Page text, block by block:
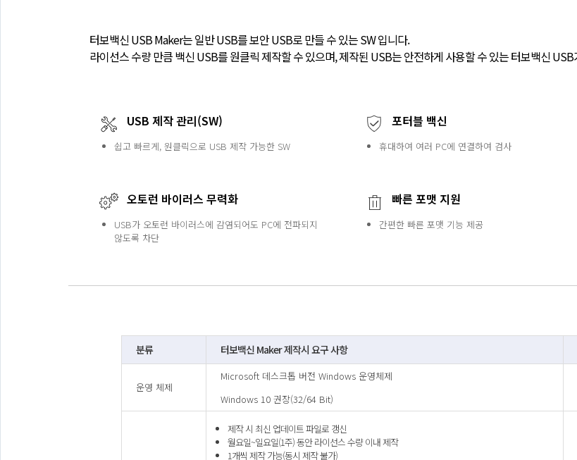
터보백신 USB Maker는 일반 USB를 보안 USB로 만들 수 있는 SW 입니다.
라이선스 수량 만큼 백신 USB를 원클릭 제작할 수 있으며, 제작된 USB는 안전하게 사용할 수 있는 터보백신 USB
USB 제작 관리(SW)
쉽고 빠르게, 원클릭으로 USB 제작 가능한 SW
포터블 백신
휴대하여 여러 PC에 연결하여 검사
오토런 바이러스 무력화
USB가 오토런 바이러스에 감염되어도 PC에 전파되지
않도록 차단
빠른 포맷 지원
간편한 빠른 포맷 기능 제공
분류 터보백신 Maker 제작시 요구 사항
운영 체제
Microsoft 데스크톱 버전 Windows 운영체제
Windows 10 권장(32/64 Bit)
제작 시 최신 업데이트 파일로 갱신
월요일~일요일(1주) 동안 라이선스 수량 이내 제작
1개씩 제작 가능(동시 제작 불가)